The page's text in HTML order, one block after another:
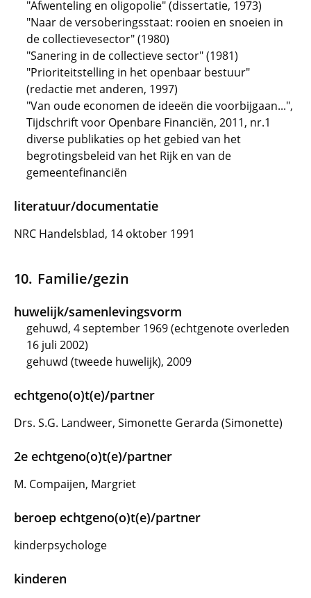
"Afwenteling en oligopolie" (dissertatie, 1973)
"Naar de versoberingsstaat: rooien en snoeien in
de collectievesector" (1980)
"Sanering in de collectieve sector" (1981)
"Prioriteitstelling in het openbaar bestuur"
(redactie met anderen, 1997)
"Van oude economen de ideeën die voorbijgaan...",
Tijdschrift voor Openbare Financiën, 2011, nr.1
diverse publikaties op het gebied van het
begrotingsbeleid van het Rijk en van de
gemeentefinanciën
literatuur/documentatie
NRC Handelsblad, 14 oktober 1991
Familie/gezin
huwelijk/samenlevingsvorm
gehuwd, 4 september 1969 (echtgenote overleden
16 juli 2002)
gehuwd (tweede huwelijk), 2009
echtgeno(o)t(e)/partner
Drs. S.G. Landweer, Simonette Gerarda (Simonette)
2e echtgeno(o)t(e)/partner
M. Compaijen, Margriet
beroep echtgeno(o)t(e)/partner
kinderpsychologe
kinderen